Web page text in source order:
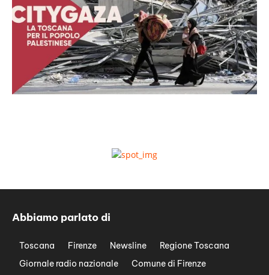
Abbiamo parlato di
Toscana Firenze Newsline
Regione Toscana
Giornale radio nazionale
Comune di Firenze